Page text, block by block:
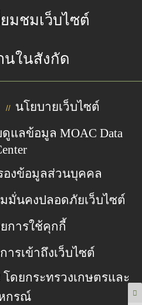
มชมเว็บไซต์
นในสังกัด
// นโยบายเว็บไซต์
แลข้อมูล MOAC Data
องข้อมูลส่วนบุคคล
มั่นคงปลอดภัยเว็บไซต์
การใช้คุกกี้
ารเข้าถึงเว็บไซต์
ดยกระทรวงเกษตรและ
กรณ์